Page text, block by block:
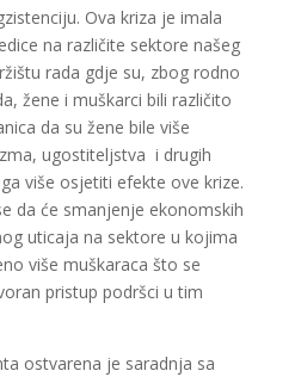
Ova kriza je imala
na različite sektore našeg
rada gdje su, zbog rodno
žene i muškarci bili različito
da su žene bile više
ugostiteljstva i drugih
više osjetiti efekte ove krize.
da će smanjenje ekonomskih
uticaja na sektore u kojima
više muškaraca što se
pristup podršci u tim
ostvarena je saradnja sa